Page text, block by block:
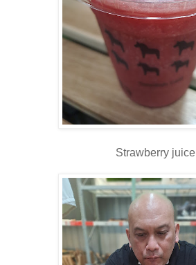
Strawberry juice